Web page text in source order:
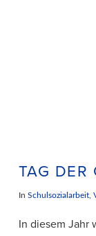
TAG DER
In Schulsozialarbeit,
In diesem Jahr